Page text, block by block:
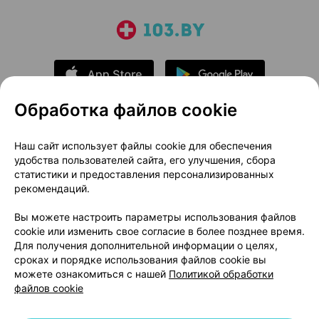
О проекте
Новости проекта
Размещение рекламы
Медицинский маркетинг
Публичный договор
Доставка
Способы оплаты
Вакансии
Партнеры
Написать руководителю 103.by
Написать в поддержку
Персональные настройки Cookie
Обработка файлов cookie
Наш сайт использует файлы cookie для обеспечения
удобства пользователей сайта, его улучшения, сбора
статистики и предоставления персонализированных
рекомендаций.
Вы можете настроить параметры использования файлов
cookie или изменить свое согласие в более позднее время.
Для получения дополнительной информации о целях,
сроках и порядке использования файлов cookie вы
можете ознакомиться с нашей Политикой обработки
файлов cookie